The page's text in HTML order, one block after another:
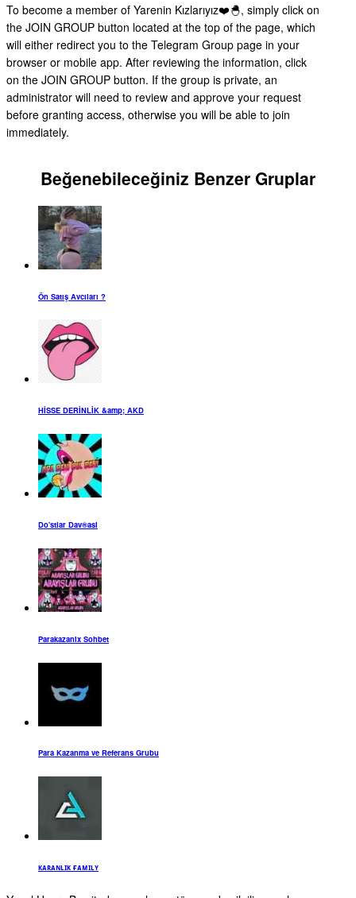
To become a member of Yarenin Kızlarıyız❤️🐣, simply click on
the JOIN GROUP button located at the top of the page, which
will either redirect you to the Telegram Group page in your
browser or mobile app. After reviewing the information, click
on the JOIN GROUP button. If the group is private, an
administrator will need to review and approve your request
before granting access, otherwise you will be able to join
immediately.
Beğenebileceğiniz Benzer Gruplar
Ön Satış Avcıları ?
HİSSE DERİNLİK &amp; AKD
Do'stlar Dav®asi
Parakazanix Sohbet
Para Kazanma ve Referans Grubu
ᴋᴀʀᴀɴʟɪᴋ ғᴀᴍɪʟʏ